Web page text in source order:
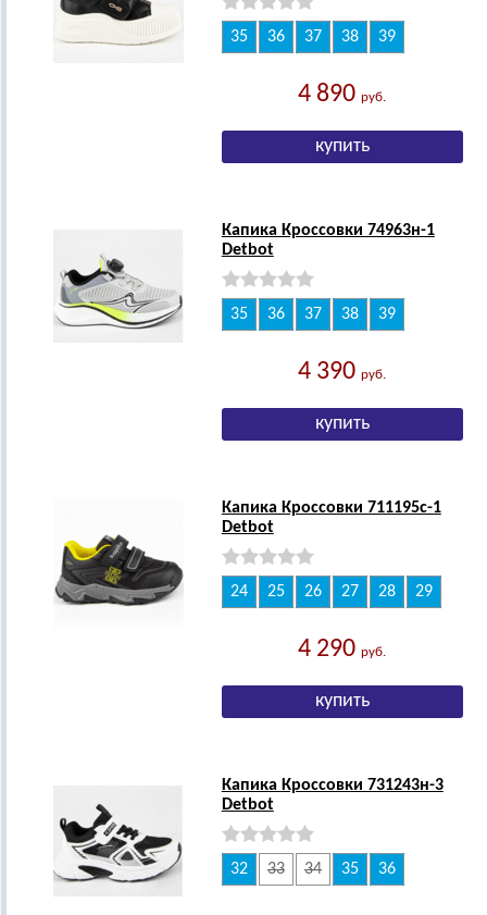
35 36 37 38 39
4 890руб.
Капика Кроссовки 74963н-1
Detbot
35 36 37 38 39
4 390руб.
Капика Кроссовки 711195с-1
Detbot
24 25 26 27 28 29
4 290руб.
Капика Кроссовки 731243н-3
Detbot
32 33 34 35 36